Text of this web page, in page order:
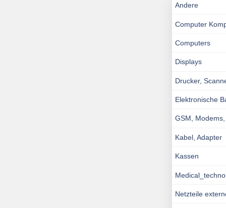
Andere
Computer
Computers
Displays
Drucker,
Elektronische
GSM,
Kabel, Adapter
Kassen
Netzteile